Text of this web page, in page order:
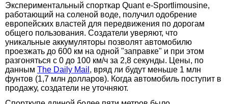
Экспериментальный спорткар Quant e-Sportlimousine,
работающий на соленой воде, получил одобрение
европейских властей для передвижения по дорогам
общего пользования. Создатели уверяют, что
уникальные аккумуляторы позволят автомобилю
проезжать до 600 км на одной "заправке" и при этом
разгоняться с 0 до 100 км/ч за 2,8 секунды. Цены, по
данным The Daily Mail , вряд ли будут меньше 1 млн
фунтов (1,7 млн долларов). Когда автомобиль поступит в
продажу, создатели не уточняют.